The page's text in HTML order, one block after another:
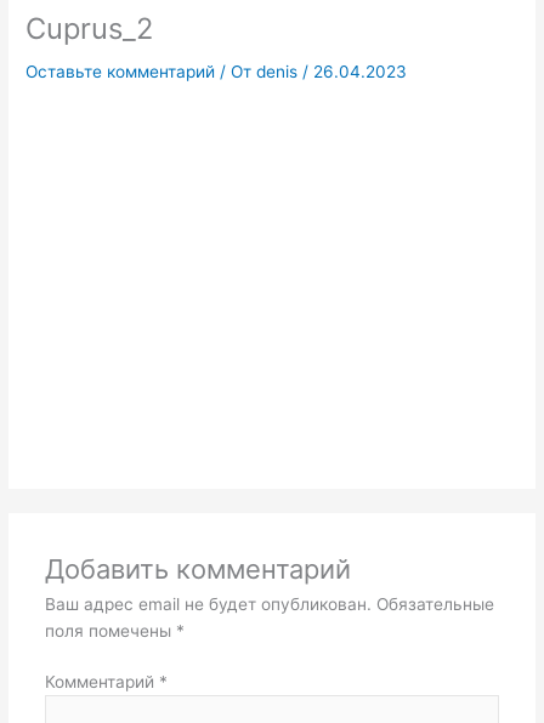
Cuprus_2
Оставьте комментарий / Отdenis / 26.04.2023
Добавить комментарий
Ваш адрес email не будет опубликован. Обязательные
поля помечены *
Комментарий *